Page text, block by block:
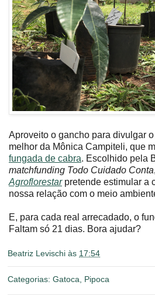
Aproveito o gancho para divulgar
melhor da Mônica Campiteli, que
fungada de cabra. Escolhido pela
matchfunding Todo Cuidado Conta
Agroflorestarpretende estimular a
nossa relação com o meio
E, para cada real arrecadado, o
Faltam só 21 dias. Bora ajudar?
Beatriz Levischi às 17:54
Categorias: Gatoca Pipoca